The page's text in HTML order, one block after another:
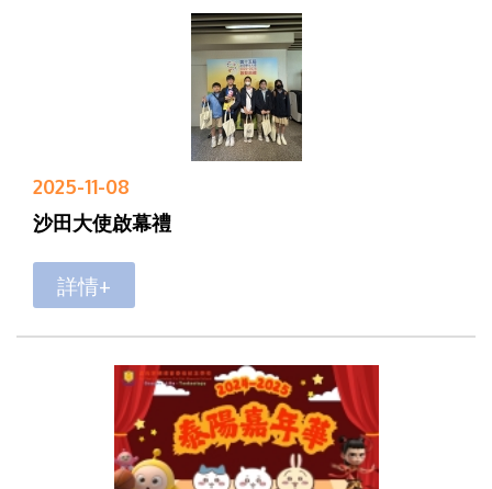
2025-11-08
沙田大使啟幕禮
詳情+